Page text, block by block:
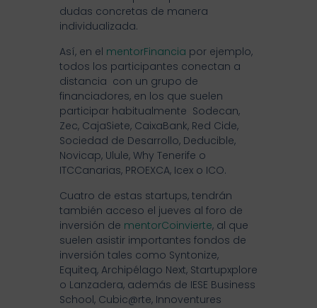
dudas concretas de manera
individualizada.
Así, en el mentorFinancia por ejemplo,
todos los participantes conectan a
distancia con un grupo de
financiadores, en los que suelen
participar habitualmente Sodecan,
Zec, CajaSiete, CaixaBank, Red Cide,
Sociedad de Desarrollo, Deducible,
Novicap, Ulule, Why Tenerife o
ITCCanarias, PROEXCA, Icex o ICO.
Cuatro de estas startups, tendrán
también acceso el jueves al foro de
inversión de mentorCoinvierte, al que
suelen asistir importantes fondos de
inversión tales como Syntonize,
Equiteq, Archipélago Next, Startupxplore
o Lanzadera, además de IESE Business
School, Cubic@rte, Innoventures